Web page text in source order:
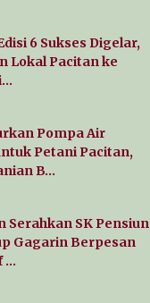
6 Sukses Digelar,
Lokal Pacitan ke
Pompa Air
Petani Pacitan,
B…
Serahkan SK Pensiun
Gagarin Berpesan
…